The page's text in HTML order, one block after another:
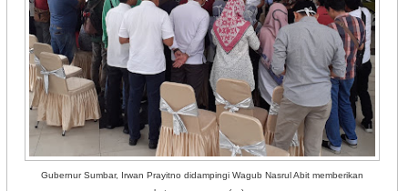
Gubernur Sumbar, Irwan Prayitno didampingi Wagub Nasrul Abit memberikan